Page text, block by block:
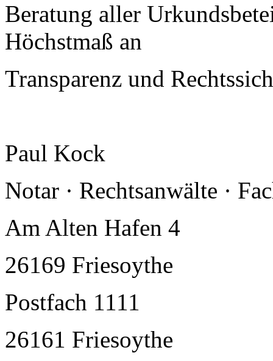
Beratung aller
Höchstmaß an
Transparenz und
Paul Kock
Notar · Rechtsanwälte ·
Am Alten Hafen 4
26169 Friesoythe
Postfach 1111
26161 Friesoythe